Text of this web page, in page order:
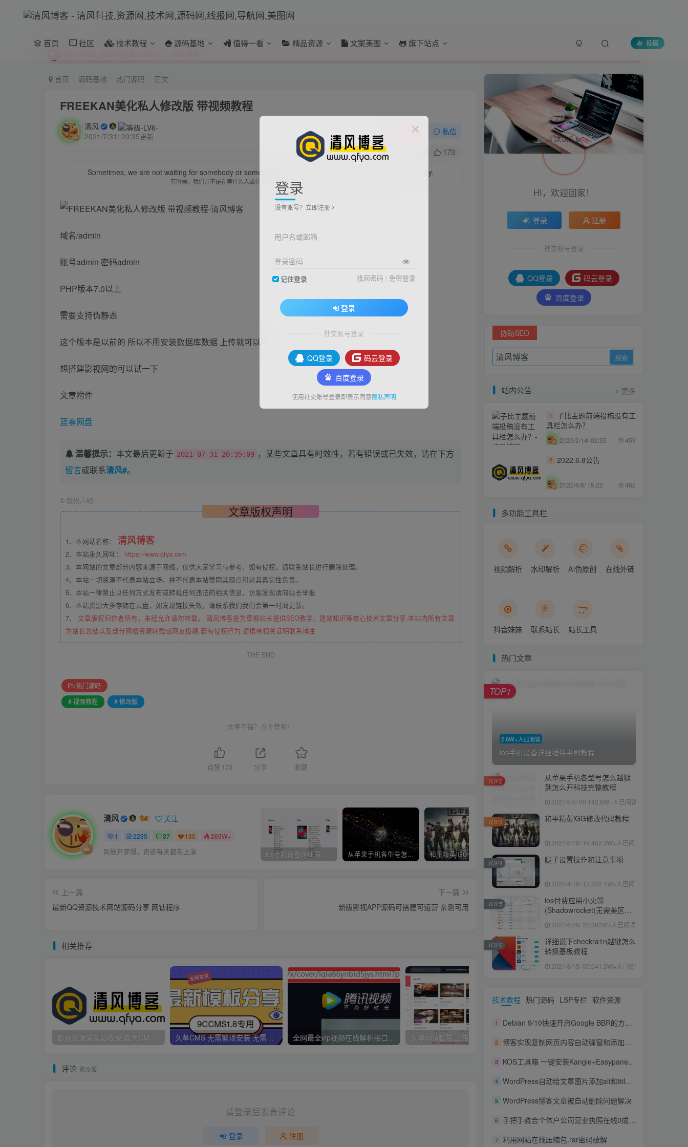
首页 社区 技术教程 源码基地 值得一看 精品资源 文案美图 旗下站点 投稿
站内下载链接有问题请私信站长 - 清风博客
首页 源码基地 热门源码 正文
FREEKAN美化私人修改版 带视频教程
清风
2021/7/31/ 20:35更新
关注 私信
173
Sometimes, we are not waiting for somebody or something. We are waiting to be changed as time goes by.
有时候，我们并不是在等什么人或什么事。我们只是在静待岁月改变自己
域名/admin
账号admin 密码admin
PHP版本7.0以上
需要支持伪静态
这个版本是以前的 所以不用安装数据库数据 上传就可以用
想搭建影视网的可以试一下
文章附件
蓝奏网盘
温馨提示： 本文最后更新于 2021-07-31 20:35:09 ，某些文章具有时效性，若有错误或已失效，请在下方
留言或联系清风#。
© 版权声明
文章版权声明
1、本网站名称： 清风博客
2、本站永久网址： https://www.qfya.com
3、本网站的文章部分内容来源于网络，仅供大家学习与参考，如有侵权，请联系站长进行删除处理。
4、本站一切资源不代表本站立场，并不代表本站赞同其观点和对其真实性负责。
5、本站一律禁止以任何方式发布或转载任何违法的相关信息，访客发现请向站长举报
6、本站资源大多存储在云盘，如发现链接失效，请联系我们我们会第一时间更新。
7、 文章版权归作者所有，未经允许请勿转载。 清风博客是为草根站长提供SEO教学、建站知识等核心技术文章分享,本站内所有文章
为站长总结以及部分网络资源转载或网友投稿,若有侵权行为,请携带相关证明联系博主
THE END
热门源码
# 视频教程
# 修改版
文章不错？点个赞呗！
点赞 173 分享 收藏
清风 关注
1 2235 37 135 269W+
别放弃梦想，奇迹每天都在上演 ios手机设备详细插件平刷教程 从苹果手机各型号怎么越狱到怎么开科技完整教程 和平精英iGG修改代码教程 腿子设置操作和注意事项
上一篇
最新QQ资源技术网站源码分享 网钛程序
下一篇
新版影视APP源码可搭建可运营 亲测可用
相关推荐
影视资源采集站收录 各大CMS采集资源站网址合集 久草CMS 无需繁琐安装 无需配置CK 无需手动更新 一分钟拥有30000视频资源 全网最全vip视频在线解析接口收藏分享 久草cms影院,上传即用的x站影视系统 joe模板撰写新文章短代码
评论 抢沙发
请登录后发表评论
登录 注册
HI，欢迎回家！
登录 注册
社交账号登录
QQ登录
码云登录
百度登录
协助SEO
站内公告 更多
1
子比主题前端投稿没有工
具栏怎么办？
2023/2/14/ 02:35 459
2 2022.6.8公告
2022/6/8/ 15:22 482
多功能工具栏
视频解析 水印解析 Ai伪原创 在线外链
抖音妹妹 联系站长 站长工具
热门文章
2.6W+人已阅读
ios手机设备详细插件平刷教程
TOP1
从苹果手机各型号怎么越狱
到怎么开科技完整教程
2021/9/5/ 00:142.6W+人已阅读
TOP2
和平精英iGG修改代码教程
2021/6/18/ 19:402.3W+人已阅读
TOP3
腿子设置操作和注意事项
2022/4/18/ 12:322.1W+人已阅读
TOP4
ios付费应用小火箭
(Shadowrocket)无需美区苹
2021/6/25/ 22:392W+人已阅读
TOP5
详细说下checkra1n越狱怎么
转换基板教程
2021/8/15/ 05:04 1.5W+人已阅读
TOP6
技术教程 热门源码 LSP专栏 软件资源
1 Debian 9/10快速开启Google BBR的方法，实现高效单边加速
2 博客实现复制网页内容自动弹窗和添加版权信息提示的方法教程
3 KOS工具箱 一键安装Kangle+Easypanel+Mysql+商业版的集合脚本
4 WordPress自动给文章图片添加alt和title信息
5 WordPress博客文章被自动删除问题解决
6 手把手教会个体户公司营业执照在线0成本快速办理下证
7 利用网站在线压缩包.rar密码破解
登录
没有账号？立即注册
用户名或邮箱
登录密码
记住登录 找回密码 | 免密登录
登录
社交账号登录
QQ登录
码云登录
百度登录
使用社交账号登录即表示同意隐私声明